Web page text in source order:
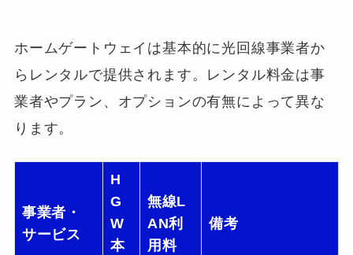
ホームゲートウェイは基本的に光回線事業者か
らレンタルで提供されます。レンタル料金は事
業者やプラン、オプションの有無によって異な
ります。
事業者・
サービス
H
G
W
本
無線L
AN利
用料
備考